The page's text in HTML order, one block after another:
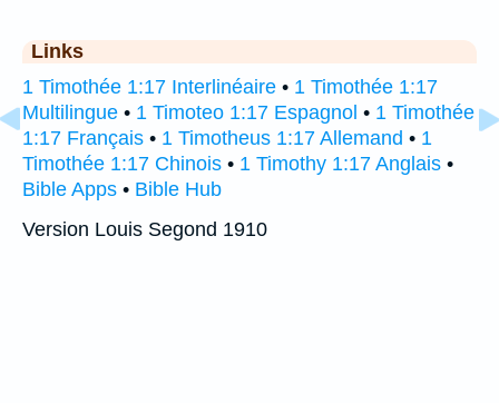
Links
1 Timothée 1:17 Interlinéaire • 1 Timothée 1:17
Multilingue • 1 Timoteo 1:17 Espagnol • 1 Timothée
1:17 Français • 1 Timotheus 1:17 Allemand • 1
Timothée 1:17 Chinois • 1 Timothy 1:17 Anglais •
Bible Apps • Bible Hub
Version Louis Segond 1910